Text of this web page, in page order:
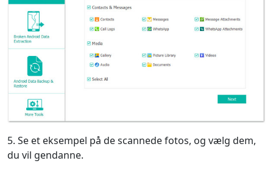
5. Se et eksempel på de scannede fotos, og vælg dem,
du vil gendanne.